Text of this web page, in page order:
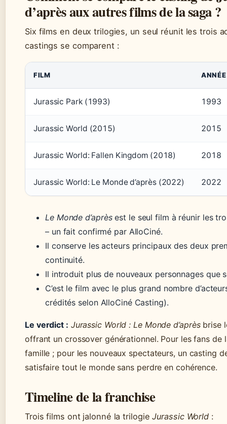
d’après aux autres films de la saga ?
Six films en deux trilogies, un seul réunit les trois
castings se comparent :
FILM ANNÉE
Jurassic Park (1993) 1993
Jurassic World (2015) 2015
Jurassic World: Fallen Kingdom (2018) 2018
Jurassic World: Le Monde d’après (2022) 2022
Le Monde d’aprèsest le seul film à réunir les
– un fait confirmé par AlloCiné.
Il conserve les acteurs principaux des deux
continuité.
Il introduit plus de nouveaux personnages que
C’est le film avec le plus grand nombre
crédités selon AlloCiné Casting).
Le verdict : Jurassic World : Le Monde d’aprèsbrise
offrant un crossover générationnel. Pour les fans de
famille ; pour les nouveaux spectateurs, un casting
satisfaire tout le monde sans perdre en cohérence.
Timeline de la franchise
Trois films ont jalonné la trilogieJurassic World :